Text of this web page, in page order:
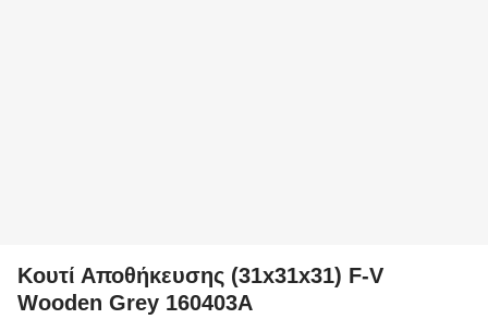
Κουτί Αποθήκευσης (31x31x31) F-V
Wooden Grey 160403A